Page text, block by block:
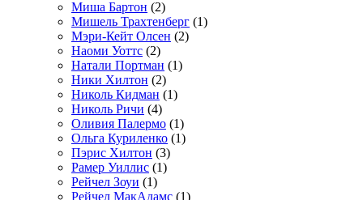
Миша Бартон (2)
Мишель Трахтенберг (1)
Мэри-Кейт Олсен (2)
Наоми Уоттс (2)
Натали Портман (1)
Ники Хилтон (2)
Николь Кидман (1)
Николь Ричи (4)
Оливия Палермо (1)
Ольга Куриленко (1)
Пэрис Хилтон (3)
Рамер Уиллис (1)
Рейчел Зоуи (1)
Рейчел МакАдамс (1)